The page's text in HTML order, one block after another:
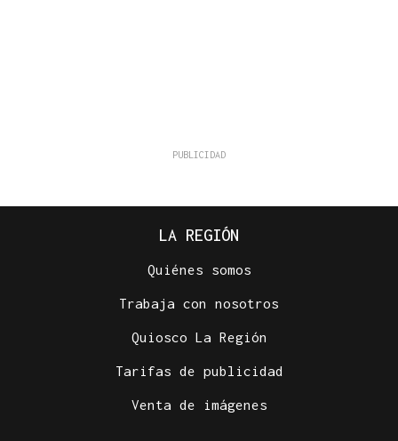
LA REGIÓN
Quiénes somos
Trabaja con nosotros
Quiosco La Región
Tarifas de publicidad
Venta de imágenes